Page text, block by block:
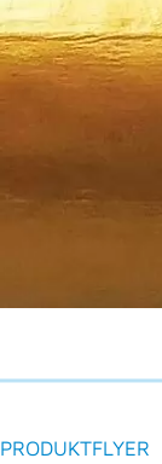
PRODUKTFLYER